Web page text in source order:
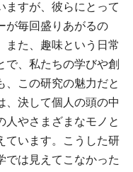
ますが、彼らにとって
が毎回盛りあがるの
また、趣味という日常
で、私たちの学びや創
、この研究の魅力だと
、決して個人の頭の中
人やさまざまなモノと
ています。こうした研
では見えてこなかった